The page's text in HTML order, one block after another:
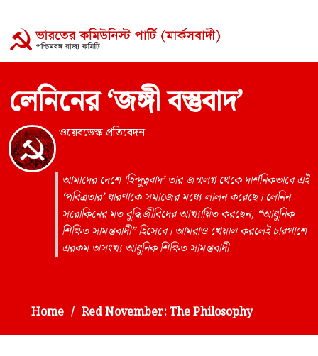
লেনিনের ‘জঙ্গী বস্তুবাদ’
ওয়েবডেস্ক প্রতিবেদন
আমাদের দেশে ‘হিন্দুত্ববাদ’ তার জন্মলগ্ন থেকে দার্শনিকভাবে এই
‘পবিত্রতার’ ধারণাকে সমাজের মধ্যে লালন করেছে। লেনিন
সরোকিনের মত বুদ্ধিজীবিদের আখ্যায়িত করছেন, “আধুনিক
শিক্ষিত সামন্তবাদী” হিসেবে। আমরাও খেয়াল করলেই চারপাশে
এরকম অসংখ্য আধুনিক শিক্ষিত সামন্তবাদী
Home Red November: The Philosophy